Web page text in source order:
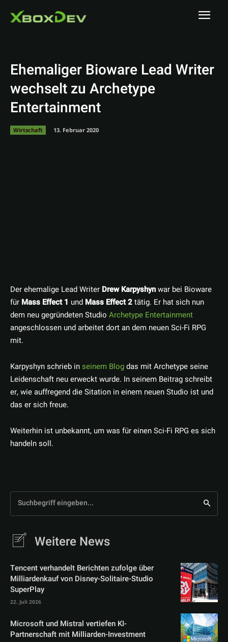
Ehemaliger Bioware Lead Writer
wechselt zu Archetype
Entertainment
Wirtschaft 13. Februar 2020
Der ehemalige Lead Writer Drew Karpyshynwar bei Bioware
für Mass Effect 1 und Mass Effect 2tätig. Er hat sich nun
dem neu gegründeten Studio Archetype Entertainment
angeschlossen und arbeitet dort an dem neuen Sci-Fi RPG
mit.
Karpyshyn schrieb in seinem Blogdas mit Archetype seine
Leidenschaft neu erweckt wurde. In seinem Beitrag schreibt
er, wie auffregend die Sitation in einem neuen Studio ist und
das er sich freue.
Weiterhin ist unbekannt, um was für einen Sci-Fi RPG es sich
handeln soll.
Suchbegriff eingeben...
Weitere News
Tencent verhandelt Berichten zufolge über
Milliardenkauf von Disney-Solitaire-Studio
SuperPlay
22. Juli 2026
Microsoft und Mistral vertiefen KI-
Partnerschaft mit Milliarden-Investment